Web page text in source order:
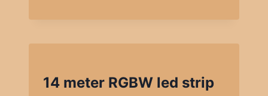
14 meter RGBW led strip